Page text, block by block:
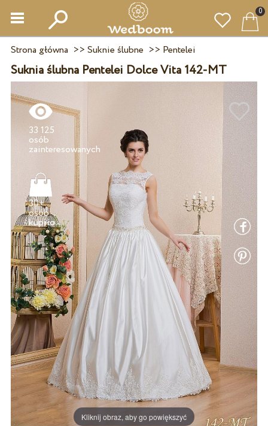
0
Strona główna >> Suknie ślubne >> Pentelei
Suknia ślubna Pentelei Dolce Vita 142-MT
Kliknij obraz, aby go powiększyć
33 125
osób
30+
osób
kupiło